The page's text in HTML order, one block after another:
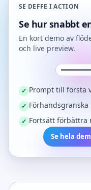
SE DEFFE I ACTION
Se hur snabbt
En kort demo av
och live preview.
✓ Prompt till första
✓
✓ Fortsätt förbättra
Se hela